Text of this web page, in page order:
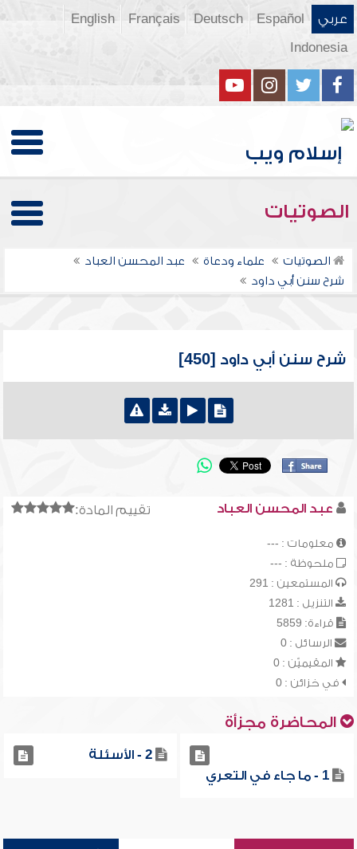
عربي Español
Deutsch
Français
English
Indonesia
الصوتيات
الصوتيات علماء ودعاة
عبد المحسن العباد
شرح سنن أبي داود
شرح سنن أبي داود [450]
تقييم المادة: عبد المحسن العباد
معلومات : ---
ملحوظة : ---
المستمعين : 291
التنزيل : 1281
قراءة: 5859
الرسائل : 0
المقيميّن : 0
في خزائن : 0
المحاضرة مجزأة
1 - ما جاء في التعري
2 - الأسئلة